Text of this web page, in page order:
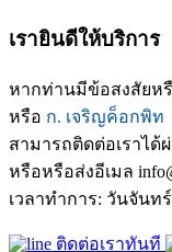
เรายินดีให้บริการ
หากท่านมีข้อสงสัยห
หรือ ก. เจริญค็อกพิท
สามารถติดต่อเราได้
หรือหรือส่งอีเมล
เวลาทำการ: วันจันทร์
ติดต่อเราทันที